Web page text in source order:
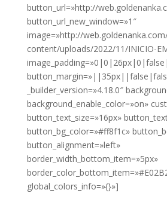
button_url=»http://
button_url_new_window=»1″
image=»http://
content/uploads/2022/11/INICIO-
_builder_version=»4.18.0″
background_enable_color=»on»
button_text_size=»16px»
button_bg_color=»#ff8f1c»
button_alignment=»left»
border_width_bottom_item=»5px»
global_colors_info=»{}»]